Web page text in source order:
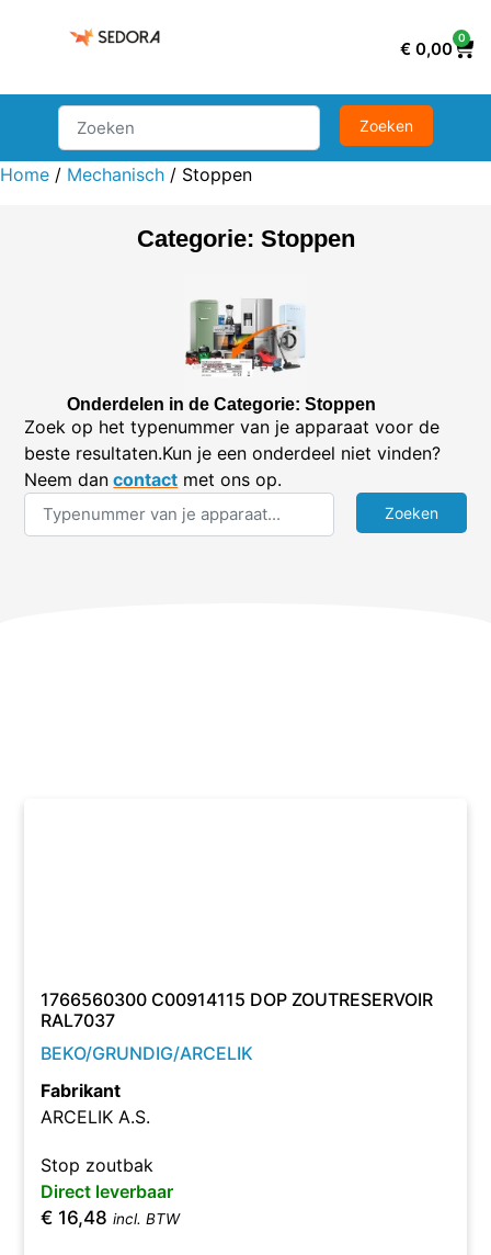
€ 0,00
0
Home / Mechanisch / Stoppen
Categorie: Stoppen
Onderdelen in de Categorie: Stoppen
Zoek op het typenummer van je apparaat voor de
beste resultaten.Kun je een onderdeel niet vinden?
Neem dan contact met ons op.
1766560300 C00914115 DOP ZOUTRESERVOIR
RAL7037
BEKO/GRUNDIG/ARCELIK
Fabrikant
ARCELIK A.S.
Stop zoutbak
Direct leverbaar
€ 16,48 incl. BTW